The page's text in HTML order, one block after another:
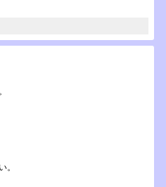
。